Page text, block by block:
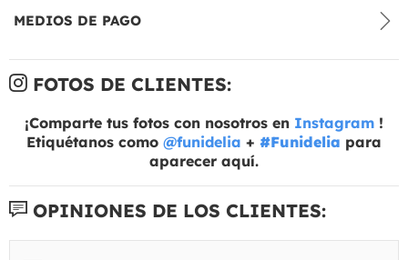
MEDIOS DE PAGO
FOTOS DE CLIENTES:
¡Comparte tus fotos con nosotros en Instagram !
Etiquétanos como @funidelia + #Funidelia para
aparecer aquí.
OPINIONES DE LOS CLIENTES: